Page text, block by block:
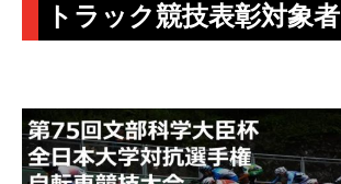
トラック競技表彰対象者